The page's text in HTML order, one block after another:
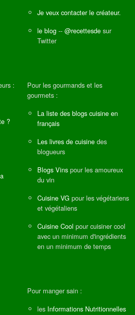
Je veux contacter le créateur.
le blog -- @recettesde sur
Twitter
:
?
Pour les gourmands et les
gourmets :
La liste des blogs cuisine en
français
Les livres de cuisine des
blogueurs
Blogs Vins pour les amoureux
du vin
Cuisine VG pour les végétariens
et végétaliens
Cuisine Cool pour cuisiner cool
avec un minimum d'ingrédients
en un minimum de temps
Pour manger sain :
les Informations Nutritionnelles